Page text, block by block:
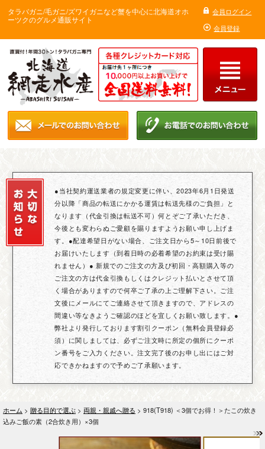
タラバガニ/毛ガニ/ズワイガニなど蟹を中心に北海道オホ
ーツクのグルメ通販サイト
会員ログイン
会員登録
●当社契約運送業者の規定変更に伴い、2023年6月1日発送
分以降「商品の転送にかかる運賃は転送先様のご負担」と
なります（代金引換は転送不可）何とぞご了承いただき、
今後とも変わらぬご愛顧を賜りますようお願い申し上げま
す。●配達希望日がない場合、ご注文日から5～10日前後で
お届けいたします（到着日時の必着希望のお約束は受け賜
れません）● 新規でのご注文の方及び初回・高額購入等の
ご注文の方は代金引換もしくはクレジット払いとさせて頂
く場合がありますので何卒ご了承の上ご理解下さい。ご注
文後にメールにてご連絡させて頂きますので、アドレスの
間違い等なきようご確認のほどを宜しくお願い致します。●
弊社より発行しております割引クーポン（無料会員登録必
須）に関しましては、必ずご注文時に所定の個所にクーポ
ン番号をご入力ください。注文完了後のお申し出にはご対
応できかねますので予めご了承願います。
ホーム > 贈る目的で選ぶ > 両親・親戚へ贈る > 918(T918) ＜3個でお得！＞たこの炊き
込みご飯の素（2合炊き用）×3個